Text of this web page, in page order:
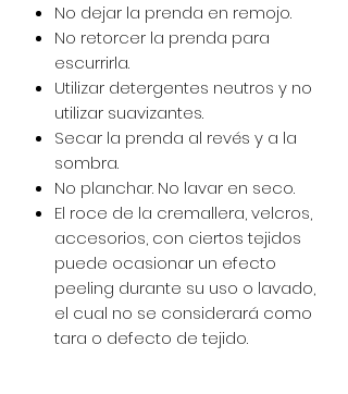
No dejar la prenda en remojo.
No retorcer la prenda para
escurrirla.
Utilizar detergentes neutros y no
utilizar suavizantes.
Secar la prenda al revés y a la
sombra.
No planchar. No lavar en seco.
El roce de la cremallera, velcros,
accesorios, con ciertos tejidos
puede ocasionar un efecto
peeling durante su uso o lavado,
el cual no se considerará como
tara o defecto de tejido.